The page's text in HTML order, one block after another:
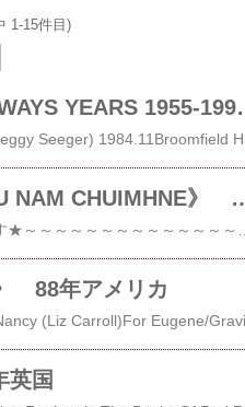
1-15件目)
＃1259 PEGGY SEEGER 《
＃1013 CHRISTINE PRIMROSE 《‘S
88年アメリカ
国